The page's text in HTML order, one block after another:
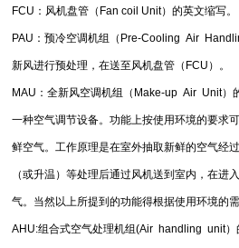
FCU：风机盘管（Fan coil Unit）的英文缩写。
PAU：预冷空调机组（Pre-Cooling Air
新风进行预处理，在送至风机盘管（FCU）。
MAU：全新风空调机组（Make-up Air Unit）
一种空气调节设备。功能上按使用环境的要求
鲜空气。工作原理是在室外抽取新鲜的空气经
（或升温）等处理后通过风机送到室内，在进
气。当然以上所提到的功能得根据使用环境的
AHU:组合式空气处理机组(Air handling unit）